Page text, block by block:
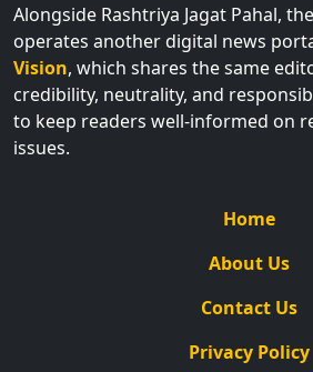
Alongside Rashtriya Jagat Pahal,
operates another digital news
Vision, which shares the same
credibility, neutrality, and
to keep readers well-informed on
issues.
Home
About Us
Contact Us
Privacy Policy